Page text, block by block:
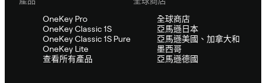
OneKey Pro
OneKey Classic 1S
OneKey Classic 1S Pure
OneKey Lite
查看所有產品
全球商店
亞馬遜日本
亞馬遜美國、加拿大和
墨西哥
亞馬遜德國